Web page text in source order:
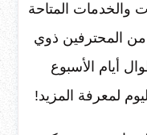
والخدمات المتاحة
من المحترفين ذوي
أيام الأسبوع
لمعرفة المزيد!